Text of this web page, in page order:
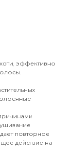
эффективно
повторное
действие на